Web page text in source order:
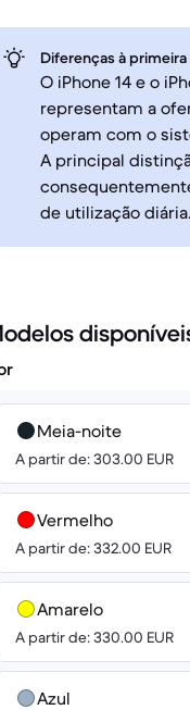
Diferenças à
O iPhone 14 e o
representam a
operam com o
A principal
de utilização diária.
Meia-noite
A partir de: 303.00 EUR
Vermelho
A partir de: 332.00 EUR
Amarelo
A partir de: 330.00 EUR
Azul